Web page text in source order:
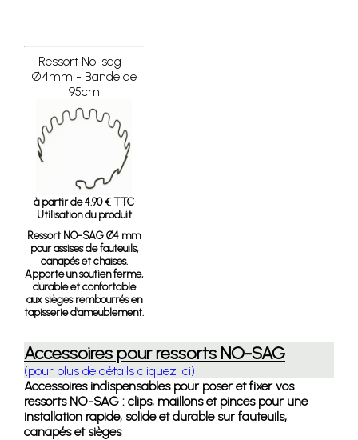
Ressort No-sag -
Ø4mm - Bande de
95cm
à partir de 4.90 € TTC
Utilisation du produit
Ressort NO-SAG Ø4 mm
pour assises de fauteuils,
canapés et chaises.
Apporte un soutien ferme,
durable et confortable
aux sièges rembourrés en
tapisserie d’ameublement.
Accessoires pour ressorts NO-SAG
(pour plus de détails cliquez ici)
Accessoires indispensables pour poser et fixer vos
ressorts NO-SAG : clips, maillons et pinces pour une
installation rapide, solide et durable sur fauteuils,
canapés et sièges